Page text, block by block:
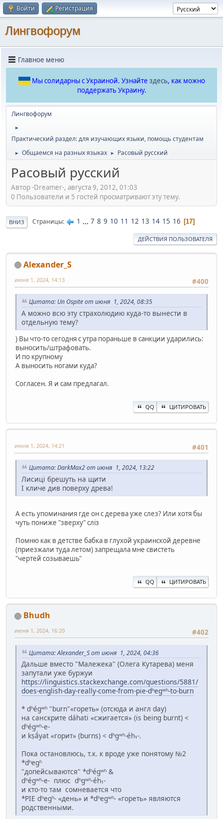
Войти Регистрация
Лингвофорум
Главное меню
Мы солидарны с Украиной. Узнайте здесь, как можно
поддержать Украину.
Лингвофорум
►
Практический раздел: для изучающих языки, помощь студентам
► Общаемся на разных языках ► Расовый русский
Расовый русский
Автор -Dreamer-, августа 9, 2012, 01:03
0 Пользователи и 5 гостей просматривают эту тему.
ВНИЗ Страницы 1 ... 7 8 9 10 11 12 13 14 15 16 17
ДЕЙСТВИЯ ПОЛЬЗОВАТЕЛЯ
Alexander_S
#400
июня 1, 2024, 14:13
Цитата: Un Ospite от июня 1, 2024, 08:35
А можно всю эту страхолюдию куда-то вынести в
отдельную тему?
) Вы что-то сегодня с утра пораньше в санкции ударились:
выносить/штрафовать.
И по крупному
А выносить ногами куда?
Согласен. Я и сам предлагал.
QQ ЦИТИРОВАТЬ
#401
июня 1, 2024, 14:21
Цитата: DarkMax2 от июня 1, 2024, 13:22
Лисиці брешуть на щити
І кличе див поверху древа!
А есть упоминания где он с дерева уже слез? Или хотя бы
чуть пониже "зверху" слiз
Помню как в детстве бабка в глухой украинской деревне
(приезжали туда летом) запрещала мне свистеть
"чертей созываешь"
QQ ЦИТИРОВАТЬ
Bhudh
#402
июня 1, 2024, 16:20
Цитата: Alexander_S от июня 1, 2024, 04:36
Дальше вместо "Малежека" (Олега Кутарева) меня
запутали уже буржуи
https://linguistics.stackexchange.com/questions/5881/
does-english-day-really-come-from-pie-dʰegʷʰ-to-burn
* dʰégʷʰ "burn"«гореть» (отсюда и англ day)
на санскрите dáhati «сжигается» (is being burnt) <
dʰégʷʰ-e-
и kṣā́yat «горит» (burns) < dʰgʷʰ-éh₁-.
Пока остановлюсь, т.к. к вроде уже понятому №2
*dʰegʰ
"допейсываются" *dʰégʷʰ &
dʰégʷʰ-e- плюс dʰgʷʰ-éh₁-
и кто-то там сомневается что
*PIE dʰegʰ- «день» и *dʰegʷʰ- «гореть» являются
родственными.